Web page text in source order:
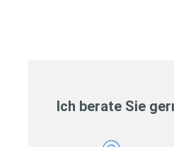
Ich berate Sie